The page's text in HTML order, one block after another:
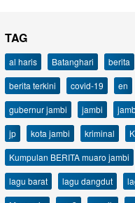
TAG
al haris Batanghari berita
berita terkini
covid-19 en
gubernur jambi
jambi
jp
kota jambi kriminal
Kumpulan BERITA muaro jambi
lagu barat
lagu dangdut